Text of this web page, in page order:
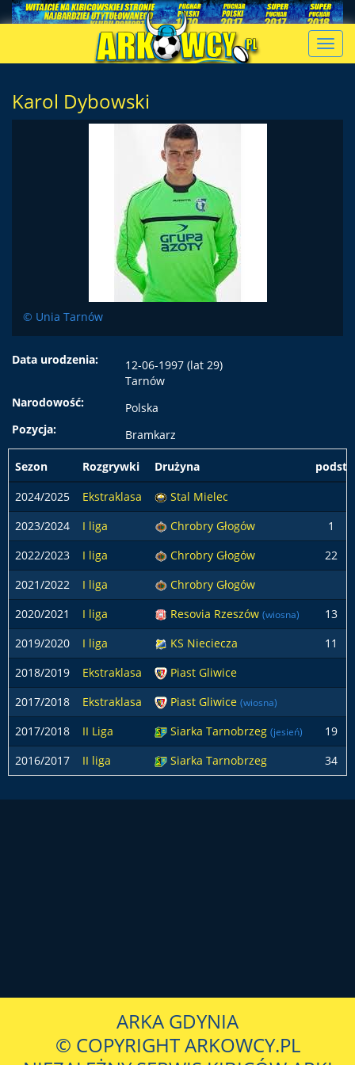
Karol Dybowski
© Unia Tarnów
Data urodzenia:
12-06-1997 (lat 29)
Tarnów
Narodowość:
Polska
Pozycja:
Bramkarz
Sezon Rozgrywki Drużyna
podst
2024/2025
Ekstraklasa
Stal Mielec
2023/2024
I liga Chrobry Głogów
1
2022/2023
I liga Chrobry Głogów
22
2021/2022
I liga
Chrobry Głogów
2020/2021
I liga Resovia Rzeszów (wiosna)
13
2019/2020
I liga KS Nieciecza
11
2018/2019
Ekstraklasa
Piast Gliwice
2017/2018
Ekstraklasa Piast Gliwice (wiosna)
2017/2018 II Liga Siarka Tarnobrzeg (jesień)
19
2016/2017
II liga Siarka Tarnobrzeg 34
ARKA GDYNIA
© COPYRIGHT ARKOWCY.PL